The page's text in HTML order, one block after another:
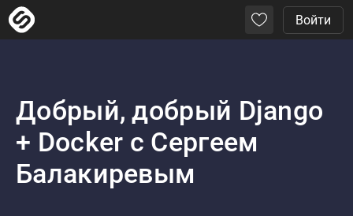
Войти
Добрый, добрый Django
+ Docker с Сергеем
Балакиревым